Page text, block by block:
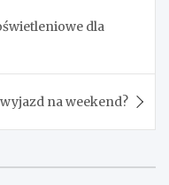
dla
na weekend?